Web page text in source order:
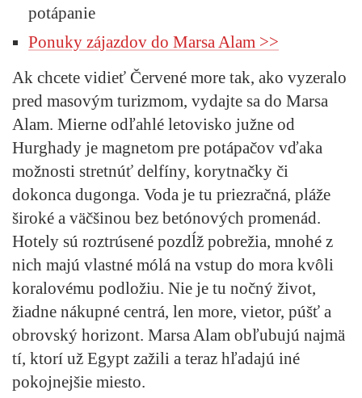
potápanie
Ponuky zájazdov do Marsa Alam >>
Ak chcete vidieť Červené more tak, ako vyzeralo
pred masovým turizmom, vydajte sa do Marsa
Alam. Mierne odľahlé letovisko južne od
Hurghady je magnetom pre potápačov vďaka
možnosti stretnúť delfíny, korytnačky či
dokonca dugonga. Voda je tu priezračná, pláže
široké a väčšinou bez betónových promenád.
Hotely sú roztrúsené pozdĺž pobrežia, mnohé z
nich majú vlastné mólá na vstup do mora kvôli
koralovému podložiu. Nie je tu nočný život,
žiadne nákupné centrá, len more, vietor, púšť a
obrovský horizont. Marsa Alam obľubujú najmä
tí, ktorí už Egypt zažili a teraz hľadajú iné
pokojnejšie miesto.